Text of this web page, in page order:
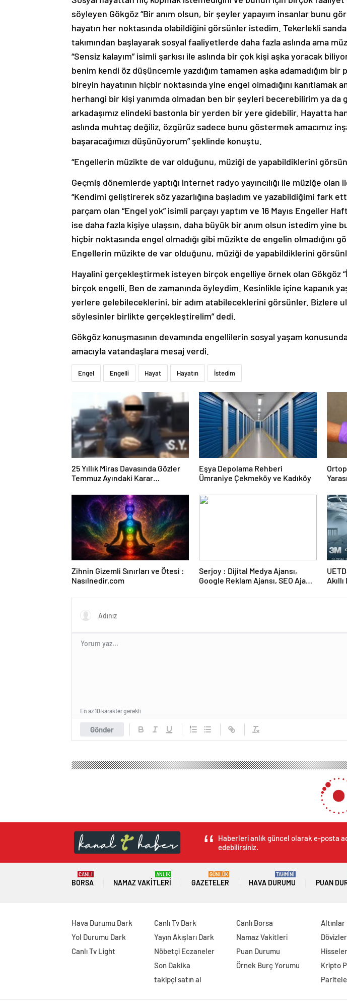
söyleyen Gökgöz “Bir anım olsun, bir şeyler yapayım insanlar bunu
hayatın her noktasında olabildiğini görsünler istedim. Tekerlekli
takımından başlayarak sosyal faaliyetlerde daha fazla aslında ama
“Sensiz kalayım” isimli şarkısı ile aslında bir çok kişi aşka yoracak
benim kendi öz düşüncemle yazdığım tamamen aşka adamadığım
bireyin hayatının hiçbir noktasında yine engel olmadığını kanıtlamak
herhangi bir kişi yanımda olmadan ben bir şeyleri becerebilirim ya da
arkadaşımız elindeki bastonla bir yerden bir yere gidebilir. Hayatta
aslında muhtaç değiliz, özgürüz sadece bunu göstermek amacımız
başaracağımızı düşünüyorum” şeklinde konuştu.
“Engellerin müzikte de var olduğunu, müziği de yapabildiklerini
Geçmiş dönemlerde yaptığı internet radyo yayıncılığı ile müziğe
“Kendimi geliştirerek söz yazarlığına başladım ve yazabildiğimi fark
parçam olan “Engel yok” isimli parçayı yaptım ve 16 Mayıs Engeller
ise daha fazla kişiye ulaşsın, daha büyük bir anım olsun istedim yine
hiçbir noktasında engel olmadığı gibi müzikte de engelin olmadığını
Engellerin müzikte de var olduğunu, müziği de yapabildiklerini
Hayalini gerçekleştirmek isteyen birçok engelliye örnek olan Gökgöz
birçok engelli. Ben de zamanında öyleydim. Kesinlikle içine kapanık
yerlere gelebileceklerini, bir adım atabileceklerini görsünler. Bizlere
söylesinler birlikte gerçekleştirelim” dedi.
Gökgöz konuşmasının devamında engellilerin sosyal yaşam
amacıyla vatandaşlara mesaj verdi.
Engel Engelli Hayat Hayatın İstedim
25 Yıllık Miras Davasında Gözler
Temmuz Ayındaki Karar
Eşya Depolama Rehberi
Ümraniye Çekmeköy ve Kadıköy
Zihnin Gizemli Sınırları ve Ötesi :
Nasılnedir.com
Serjoy : Dijital Medya Ajansı,
Google Reklam Ajansı, SEO Ajansı
Akıllı
Gönder
En az 10 karakter gerekli
Haberleri anlık güncel olarak e-posta
edebilirsiniz.
BORSA
CANLI
NAMAZ VAKITLERI
ANLIK
GAZETELER
GÜNLÜK
HAVA DURUMU
TAHMİNİ
PUAN
Hava Durumu Dark
Yol Durumu Dark
Canlı Tv Light
Canlı Tv Dark
Yayın Akışları Dark
Nöbetçi Eczaneler
Son Dakika
takipçi satın al
Canlı Borsa
Namaz Vakitleri
Puan Durumu
Örnek Burç Yorumu
Altınlar
Dövizler
Hisseler
Kripto